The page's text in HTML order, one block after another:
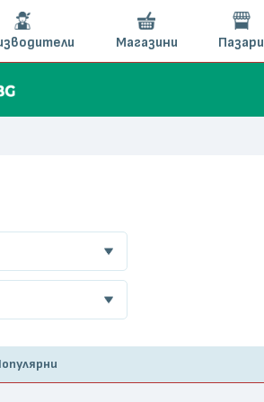
Магазини Пазари